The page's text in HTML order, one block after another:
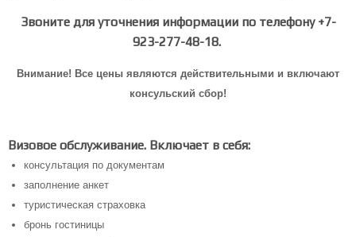
Звоните для уточнения информации по телефону +7-
923-277-48-18.
Внимание! Все цены являются действительными и включают
консульский сбор!
Визовое обслуживание. Включает в себя:
консультация по документам
заполнение анкет
туристическая страховка
бронь гостиницы